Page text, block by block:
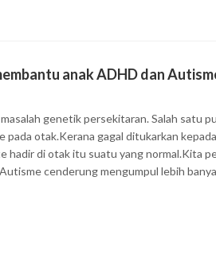
anak ADHD dan
genetik persekitaran. Salah satu
pada otak.Kerana gagal ditukarkan
hadir di otak itu suatu yang normal.Kita
cenderung mengumpul lebih